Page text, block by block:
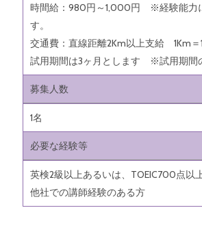
時間給：980円～1,000円 ※経験能力
す。
交通費：直線距離2Km以上支給 1Km＝
試用期間は3ヶ月とします ※試用期間
募集人数
1名
必要な経験等
英検2級以上あるいは、TOEIC700点以
他社での講師経験のある方